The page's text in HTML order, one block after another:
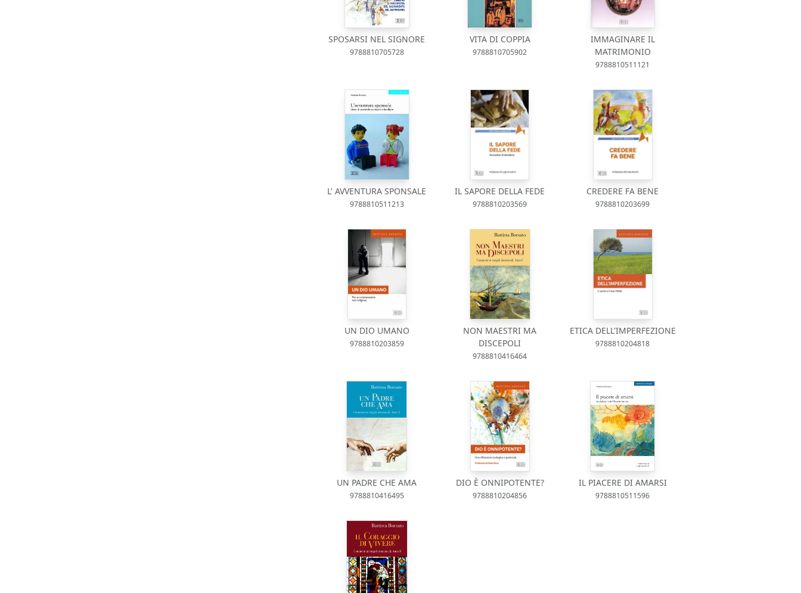
SPOSARSI NEL SIGNORE
9788810705728
VITA DI COPPIA
9788810705902
IMMAGINARE IL
MATRIMONIO
9788810511121
L' AVVENTURA SPONSALE
9788810511213
IL SAPORE DELLA FEDE
9788810203569
CREDERE FA BENE
9788810203699
UN DIO UMANO
9788810203859
NON MAESTRI MA
DISCEPOLI
9788810416464
ETICA DELL'IMPERFEZIONE
9788810204818
UN PADRE CHE AMA
9788810416495
DIO È ONNIPOTENTE?
9788810204856
IL PIACERE DI AMARSI
9788810511596